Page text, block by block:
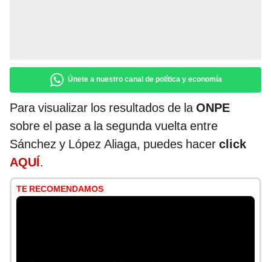
Únete a nuestro canal de política y economía
Para visualizar los resultados de laONPE
sobre el pase a la segunda vuelta entre
Sánchez y López Aliaga, puedes hacer click
AQUÍ.
TE RECOMENDAMOS